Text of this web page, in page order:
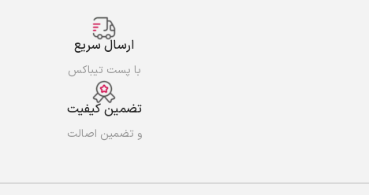
ارسال سریع
با پست تیباکس
تضمین کیفیت
و تضمین اصالت